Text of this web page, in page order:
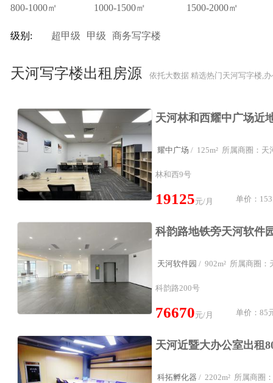
800-1000㎡
1000-1500㎡ 1500-2000㎡
级别: 超甲级 甲级 商务写字楼
天河写字楼出租房源 依托大数据 精选热门天河写字楼,
耀中广场 / 125m² 所属商圈：天
林和西9号
19125元/月 单价：153
天河软件园 / 902m² 所属商圈：
科韵路200号
76670元/月 单价：85
科拓孵化器 / 2202m² 所属商圈